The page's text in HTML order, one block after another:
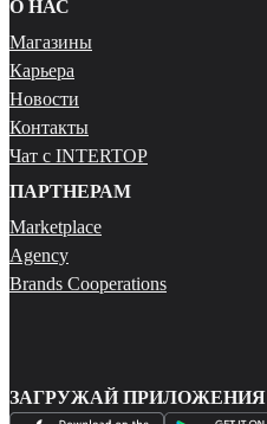
О НАС
Магазины
Карьера
Новости
Контакты
Чат с INTERTOP
ПАРТНЕРАМ
Marketplace
Agency
Brands Cooperations
ЗАГРУЖАЙ ПРИЛОЖЕНИЯ